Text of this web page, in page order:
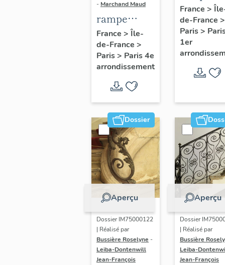
- Marchand Maud
rampe
d'appui,
escalier de
la maison à
cochère
dite hôtel
Charpentier
(non étudié)
France > Île-
de-France >
Paris> Paris 4e
arrondissement
d'appui,
escalier
la
porte
cochère
(non
France >
de-France >
Paris>
1er
Dossier
Aperçu
Dossier IM75000122
| Réalisé par
Bussière Roselyne -
Leiba-Dontenwill
Jean-François
Aperçu
Dossier
| Réalisé par
Bussière
Leiba-
Jean-François